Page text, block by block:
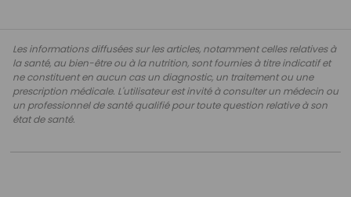
Les informations diffusées sur les articles, notamment celles relatives à
la santé, au bien-être ou à la nutrition, sont fournies à titre indicatif et
ne constituent en aucun cas un diagnostic, un traitement ou une
prescription médicale. L'utilisateur est invité à consulter un médecin ou
un professionnel de santé qualifié pour toute question relative à son
état de santé.